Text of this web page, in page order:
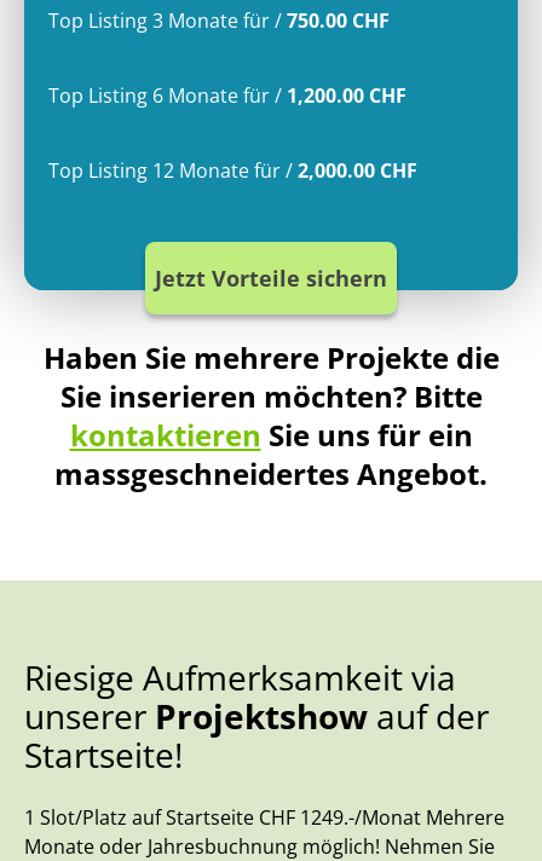
Top Listing 3 Monatefür/750.00 CHF
Top Listing 6 Monatefür/ 1,200.00 CHF
Top Listing 12 Monatefür/2,000.00 CHF
Jetzt Vorteile sichern
Haben Sie mehrere Projekte die
Sie inserieren möchten? Bitte
kontaktieren Sie uns für ein
massgeschneidertes Angebot.
Riesige Aufmerksamkeit via
unserer Projektshow auf der
Startseite!
1 Slot/Platz auf Startseite CHF 1249.-/Monat Mehrere
Monate oder Jahresbuchnung möglich! Nehmen Sie